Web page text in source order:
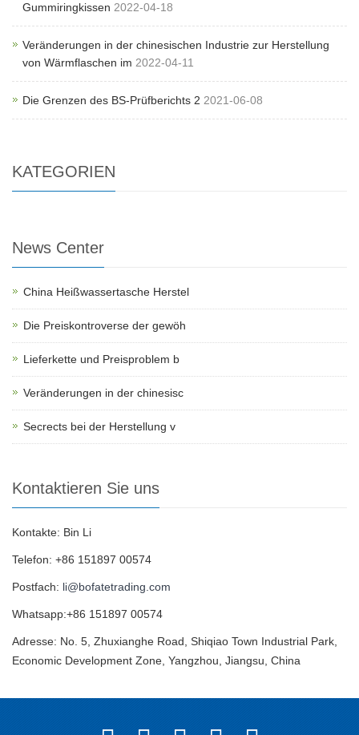
Gummiringkissen 2022-04-18
Veränderungen in der chinesischen Industrie zur Herstellung
von Wärmflaschen im 2022-04-11
Die Grenzen des BS-Prüfberichts 2 2021-06-08
KATEGORIEN
News Center
China Heißwassertasche Herstel
Die Preiskontroverse der gewöh
Lieferkette und Preisproblem b
Veränderungen in der chinesisc
Secrects bei der Herstellung v
Kontaktieren Sie uns
Kontakte: Bin Li
Telefon: +86 151897 00574
Postfach: li@bofatetrading.com
Whatsapp:+86 151897 00574
Adresse: No. 5, Zhuxianghe Road, Shiqiao Town Industrial Park,
Economic Development Zone, Yangzhou, Jiangsu, China